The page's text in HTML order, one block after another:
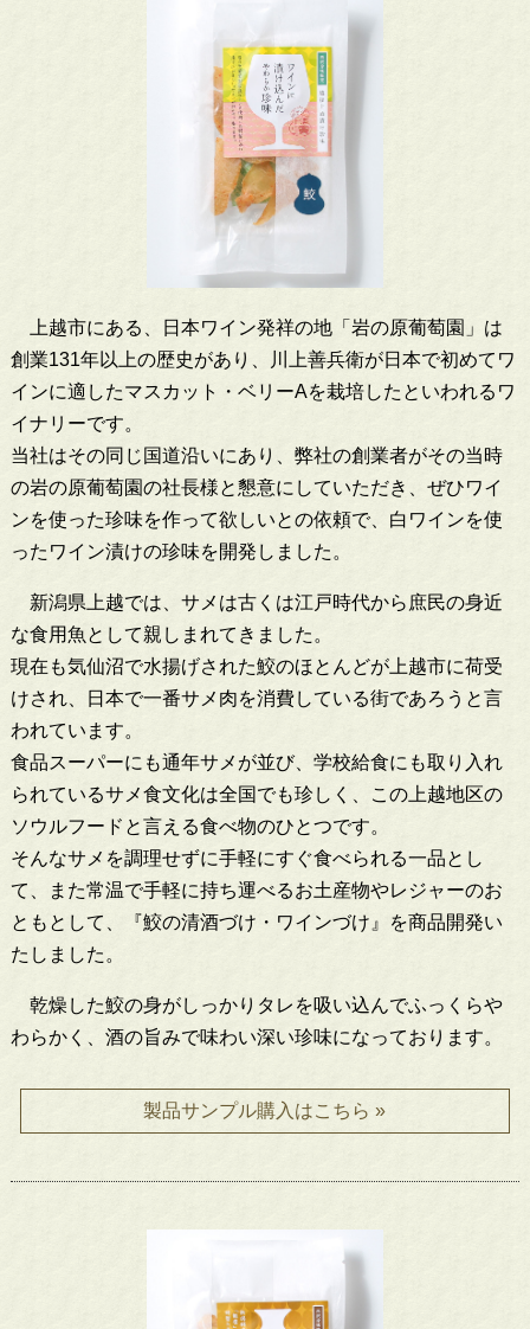
上越市にある、日本ワイン発祥の地「岩の原葡萄園」は
創業131年以上の歴史があり、川上善兵衛が日本で初めてワ
インに適したマスカット・ベリーAを栽培したといわれるワ
イナリーです。
当社はその同じ国道沿いにあり、弊社の創業者がその当時
の岩の原葡萄園の社長様と懇意にしていただき、ぜひワイ
ンを使った珍味を作って欲しいとの依頼で、白ワインを使
ったワイン漬けの珍味を開発しました。
新潟県上越では、サメは古くは江戸時代から庶民の身近
な食用魚として親しまれてきました。
現在も気仙沼で水揚げされた鮫のほとんどが上越市に荷受
けされ、日本で一番サメ肉を消費している街であろうと言
われています。
食品スーパーにも通年サメが並び、学校給食にも取り入れ
られているサメ食文化は全国でも珍しく、この上越地区の
ソウルフードと言える食べ物のひとつです。
そんなサメを調理せずに手軽にすぐ食べられる一品とし
て、また常温で手軽に持ち運べるお土産物やレジャーのお
ともとして、『鮫の清酒づけ・ワインづけ』を商品開発い
たしました。
乾燥した鮫の身がしっかりタレを吸い込んでふっくらや
わらかく、酒の旨みで味わい深い珍味になっております。
製品サンプル購入はこちら »